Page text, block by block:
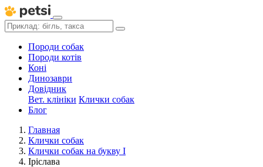
Породи собак
Породи котів
Коні
Динозаври
Довідник
Вет. клініки Клички собак
Блог
Главная
Клички собак
Клички собак на букву І
Іріслава